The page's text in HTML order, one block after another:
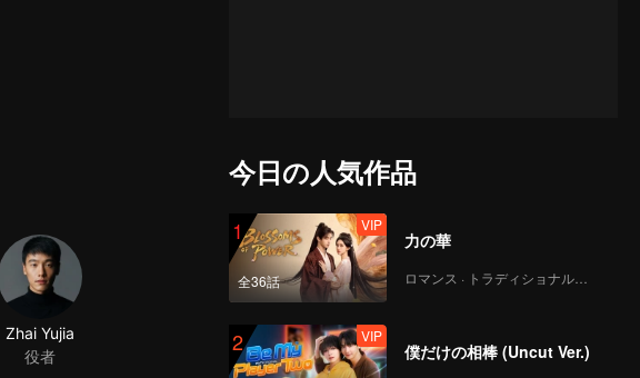
今日の人気作品
1
全36話
VIP
力の華
ロマンス · トラディショナル・コスチューム
2 VIP
僕だけの相棒 (Uncut Ver.)